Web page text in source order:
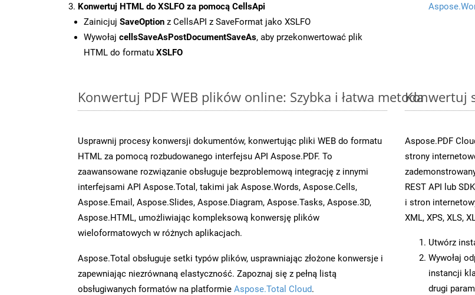
Konwertuj HTML do XSLFO za pomocą CellsApi
Zainicjuj SaveOption z CellsAPI z SaveFormat jako XSLFO
Wywołaj cellsSaveAsPostDocumentSaveAs, aby przekonwertować plik
HTML do formatu XSLFO
Konwertuj PDF WEB plików online: Szybka i łatwa metoda
Usprawnij procesy konwersji dokumentów, konwertując pliki WEB do formatu
HTML za pomocą rozbudowanego interfejsu API Aspose.PDF. To
zaawansowane rozwiązanie obsługuje bezproblemową integrację z innymi
interfejsami API Aspose.Total, takimi jak Aspose.Words, Aspose.Cells,
Aspose.Email, Aspose.Slides, Aspose.Diagram, Aspose.Tasks, Aspose.3D,
Aspose.HTML, umożliwiając kompleksową konwersję plików
wieloformatowych w różnych aplikacjach.
Aspose.Total obsługuje setki typów plików, usprawniając złożone konwersje i
zapewniając niezrównaną elastyczność. Zapoznaj się z pełną listą
obsługiwanych formatów na platformie Aspose.Total Cloud.
Konwertuj
Aspose.PDF
strony
REST API lub
i stron
XML, XPS, XLS,
Utwórz
Wywołaj
instancji
drugi